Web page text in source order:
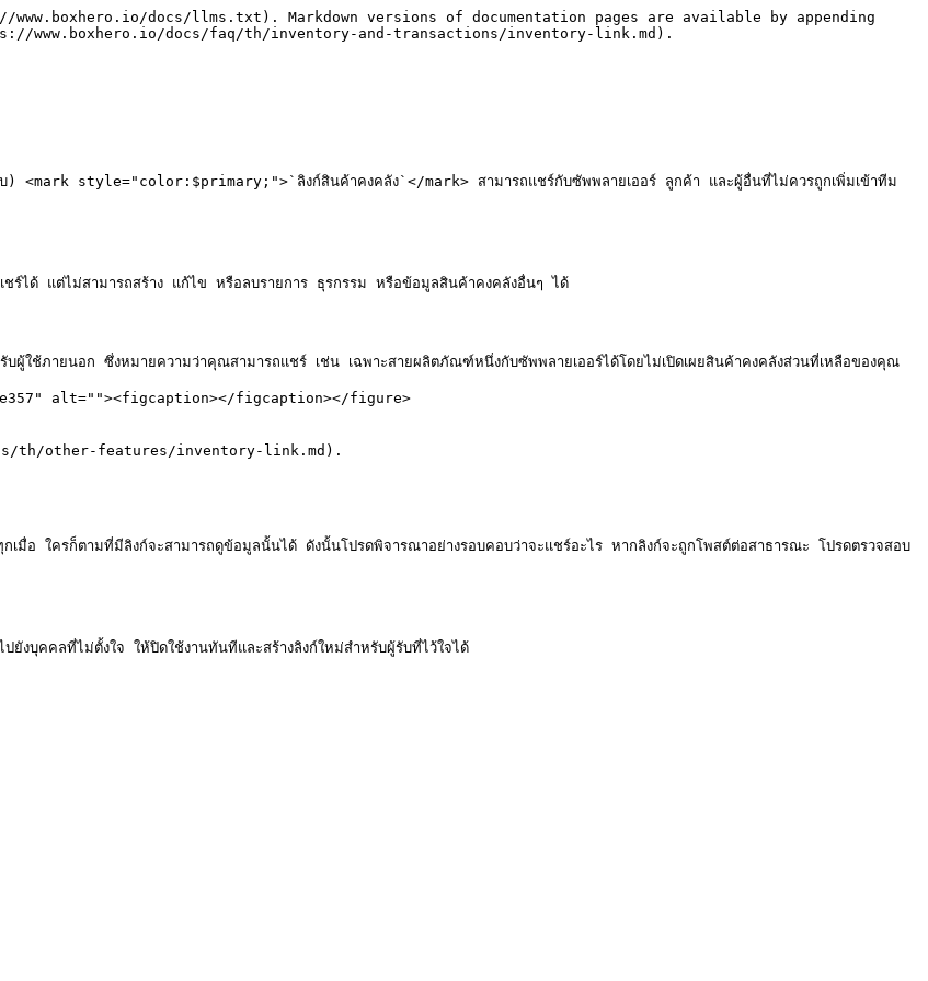
docs/llms.txt). Markdown versions of documentation pages are available by appending
www.boxhero.io/docs/faq/th/inventory-and-transactions/inventory-link.md).
ะบบ) <mark style="color:$primary;">`ลิงก์สินค้าคงคลัง`</mark> สามารถแชร์กับซัพพลายเออร์ ลูกค้า และผู้อื่นที่ไม่ควรถูกเพิ่มเข้าทีม
ได้ แต่ไม่สามารถสร้าง แก้ไข หรือลบรายการ ธุรกรรม หรือข้อมูลสินค้าคงคลังอื่นๆ ได้
บผู้ใช้ภายนอก ซึ่งหมายความว่าคุณสามารถแชร์ เช่น เฉพาะสายผลิตภัณฑ์หนึ่งกับซัพพลายเออร์ได้โดยไม่เปิดเผยสินค้าคงคลังส่วนที่เหลือของคุณ
alt=""><figcaption></figcaption></figure>
](/docs/th/other-features/inventory-link.md).
เมื่อ ใครก็ตามที่มีลิงก์จะสามารถดูข้อมูลนั้นได้ ดังนั้นโปรดพิจารณาอย่างรอบคอบว่าจะแชร์อะไร หากลิงก์จะถูกโพสต์ต่อสาธารณะ โปรดตรวจสอบ
งบุคคลที่ไม่ตั้งใจ ให้ปิดใช้งานทันทีและสร้างลิงก์ใหม่สำหรับผู้รับที่ไว้ใจได้